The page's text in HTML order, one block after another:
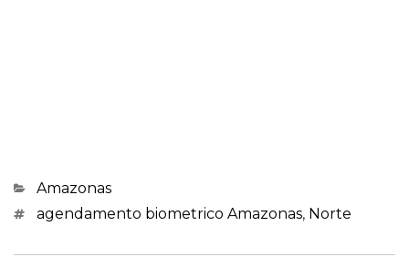
Categorias
Amazonas
Marcações
agendamento biometrico Amazonas, Norte